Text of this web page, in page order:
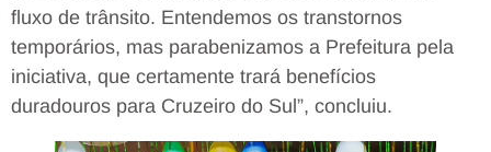
fluxo de trânsito. Entendemos os transtornos
temporários, mas parabenizamos a Prefeitura pela
iniciativa, que certamente trará benefícios
duradouros para Cruzeiro do Sul”, concluiu.